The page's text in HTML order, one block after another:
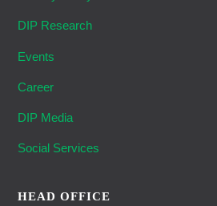
DIP Research
Events
Career
DIP Media
Social Services
HEAD OFFICE